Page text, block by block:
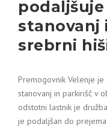
stanovanj
srebrni
Premogovnik Velenje
stanovanj in parkirišč v
odstotni lastnik je
je podaljšan do